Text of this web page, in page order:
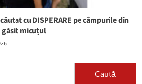
cu DISPERARE pe câmpurile din
găsit micuțul